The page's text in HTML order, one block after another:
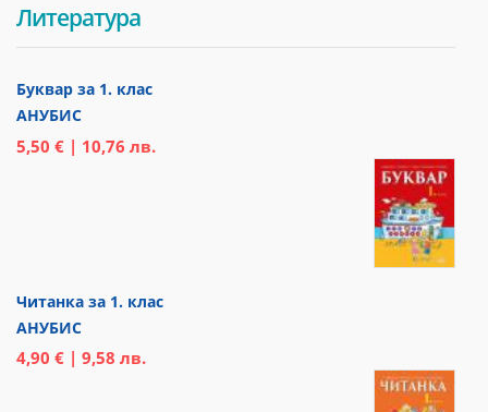
Литература
Буквар за 1. клас
АНУБИС
5,50 € | 10,76 лв.
Читанка за 1. клас
АНУБИС
4,90 € | 9,58 лв.